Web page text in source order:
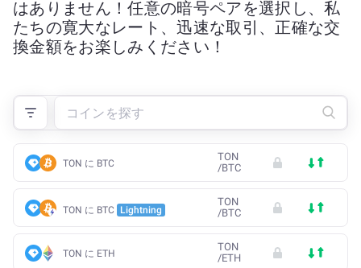
はありません！任意の暗号ペアを選択し、私
たちの寛大なレート、迅速な取引、正確な交
換金額をお楽しみください！
TON に BTC
TON
/BTC
TON に BTC Lightning
TON
/BTC
TON に ETH
TON
/ETH